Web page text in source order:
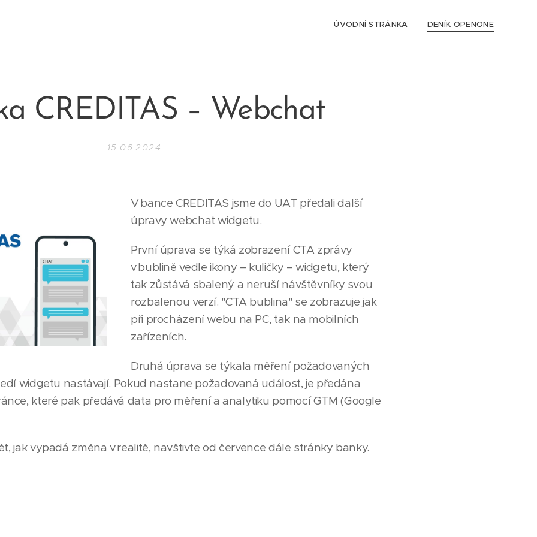
ÚVODNÍ STRÁNKA DENÍK OPENONE
CREDITAS – Webchat
15.06.2024
V bance CREDITAS jsme do UAT předali další
úpravy webchat widgetu.
První úprava se týká zobrazení CTA zprávy
v bublině vedle ikony – kuličky – widgetu, který
tak zůstává sbalený a neruší návštěvníky svou
rozbalenou verzí. "CTA bublina" se zobrazuje jak
při procházení webu na PC, tak na mobilních
zařízeních.
Druhá úprava se týkala měření požadovaných
widgetu nastávají. Pokud nastane požadovaná událost, je předána
které pak předává data pro měření a analytiku pomocí GTM (Google
jak vypadá změna v realitě, navštivte od července dále stránky banky.